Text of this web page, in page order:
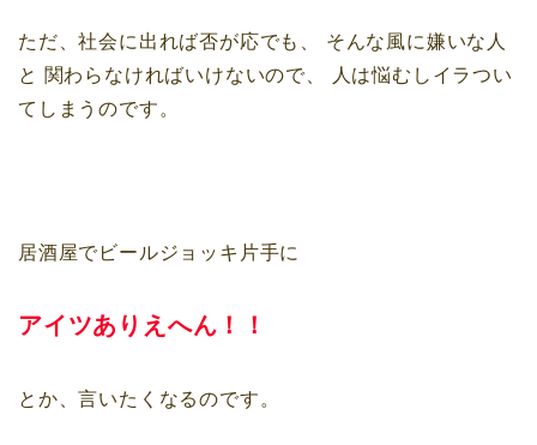
ただ、社会に出れば否が応でも、
そんな風に嫌いな人
と 関わらなければいけないので、 人は悩むし イラつい
てしまうのです。
居酒屋でビールジョッキ片手に
アイツありえへん！！
とか、言いたくなるのです。